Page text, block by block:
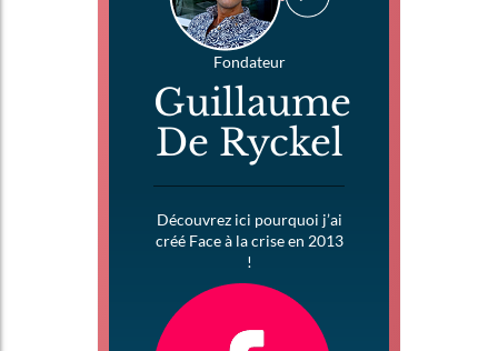
Fondateur
Guillaume
De Ryckel
Découvrez ici pourquoi j’ai
créé Face à la crise en 2013
!